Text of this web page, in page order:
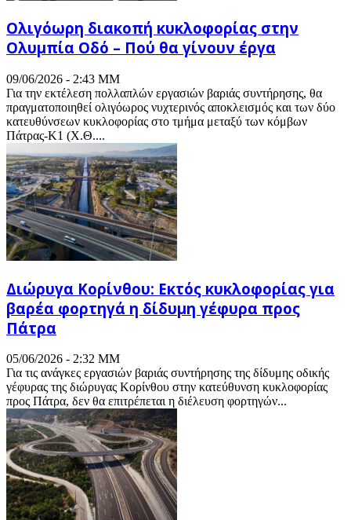
Ολιγόωρη διακοπή κυκλοφορίας στην
Ολυμπία Οδό – Πού θα γίνουν έργα
09/06/2026 - 2:43 ΜΜ
Για την εκτέλεση πολλαπλών εργασιών βαριάς συντήρησης, θα
πραγματοποιηθεί ολιγόωρος νυχτερινός αποκλεισμός και των δύο
κατευθύνσεων κυκλοφορίας στο τμήμα μεταξύ των κόμβων
Πάτρας-Κ1 (Χ.Θ....
Διώρυγα Κορίνθου: Εκτός κυκλοφορίας για
βαρέα φορτηγά η δίδυμη γέφυρα προς
Πάτρα
05/06/2026 - 2:32 ΜΜ
Για τις ανάγκες εργασιών βαριάς συντήρησης της δίδυμης οδικής
γέφυρας της διώρυγας Κορίνθου στην κατεύθυνση κυκλοφορίας
προς Πάτρα, δεν θα επιτρέπεται η διέλευση φορτηγών...